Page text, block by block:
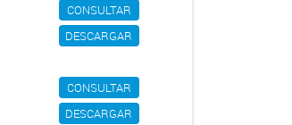
CONSULTAR
DESCARGAR
CONSULTAR
DESCARGAR